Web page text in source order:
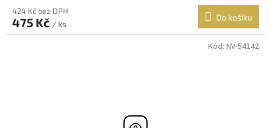
424 Kč bez DPH
475 Kč / ks
Do košíku
Kód: NV-54142